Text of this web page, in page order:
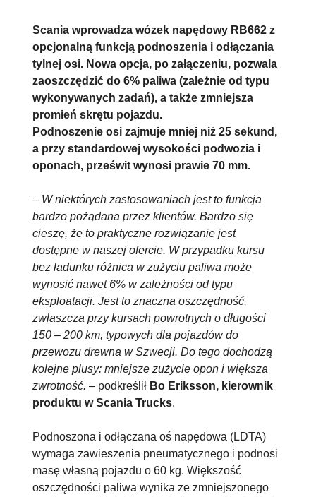
Scania wprowadza wózek napędowy RB662 z
opcjonalną funkcją podnoszenia i odłączania
tylnej osi. Nowa opcja, po załączeniu, pozwala
zaoszczędzić do 6% paliwa (zależnie od typu
wykonywanych zadań), a także zmniejsza
promień skrętu pojazdu.
Podnoszenie osi zajmuje mniej niż 25 sekund,
a przy standardowej wysokości podwozia i
oponach, prześwit wynosi prawie 70 mm.
– W niektórych zastosowaniach jest to funkcja
bardzo pożądana przez klientów. Bardzo się
cieszę, że to praktyczne rozwiązanie jest
dostępne w naszej ofercie. W przypadku kursu
bez ładunku różnica w zużyciu paliwa może
wynosić nawet 6% w zależności od typu
eksploatacji. Jest to znaczna oszczędność,
zwłaszcza przy kursach powrotnych o długości
150 – 200 km, typowych dla pojazdów do
przewozu drewna w Szwecji. Do tego dochodzą
kolejne plusy: mniejsze zużycie opon i większa
zwrotność. – podkreślił Bo Eriksson, kierownik
produktu w Scania Trucks.
Podnoszona i odłączana oś napędowa (LDTA)
wymaga zawieszenia pneumatycznego i podnosi
masę własną pojazdu o 60 kg. Większość
oszczędności paliwa wynika ze zmniejszonego